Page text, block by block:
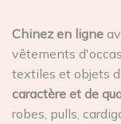
Chinez en ligne
vêtements
textiles et objets
caractère et de
robes, pulls,